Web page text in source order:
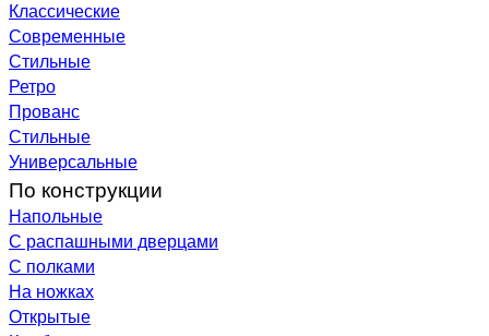
Классические
Современные
Стильные
Ретро
Прованс
Стильные
Универсальные
По конструкции
Напольные
С распашными дверцами
С полками
На ножках
Открытые